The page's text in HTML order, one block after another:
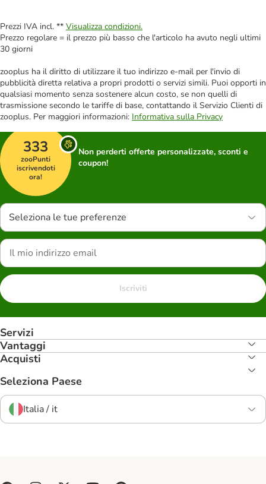
Prezzi IVA incl. ** Visualizza condizioni.
Prezzo regolare = il prezzo più basso che l'articolo ha avuto negli ultimi
30 giorni
zooplus ha il diritto di utilizzare il tuo indirizzo e-mail per l'invio di
pubblicità diretta relativa a propri prodotti o servizi simili. Puoi opporti in
qualsiasi momento senza sostenere alcun costo, se non quelli di
trasmissione secondo le tariffe di base, contattando il Servizio Clienti di
zooplus. Per maggiori informazioni: Informativa sulla Privacy
333
zooPunti
iscrivendoti
ora!
Non perderti offerte personalizzate, sconti e
coupon!
Seleziona le tue preferenze
Iscriviti
Servizi
Vantaggi
Acquisti
Seleziona Paese
Italia / it